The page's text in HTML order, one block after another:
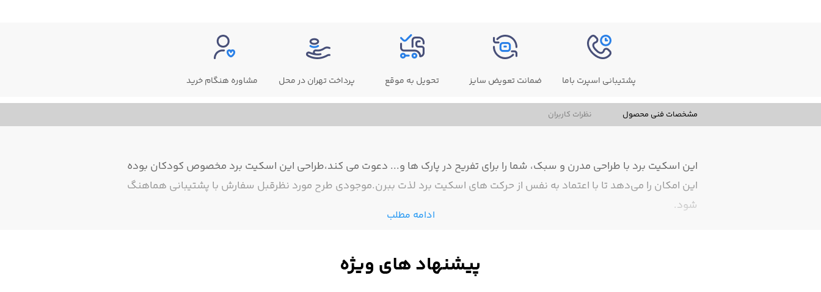
پشتیبانی اسپرت باما ضمانت تعویض سایز تحویل به موقع پرداخت تهران در محل مشاوره هنگام خرید
مشخصات فنی محصول نظرات کاربران
این اسکیت برد با طراحی مدرن و سبک، شما را برای تفریح در پارک ها و... دعوت می کند،طراحی این اسکیت برد مخصوص کودکان بوده
این امکان را می‌دهد تا با اعتماد به نفس از حرکت های اسکیت برد لذت ببرن.موجودی طرح مورد نظرقبل سفارش با پشتیبانی هماهنگ
شود.
ادامه مطلب